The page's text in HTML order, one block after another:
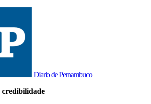
Diario de Pernambuco
credibilidade